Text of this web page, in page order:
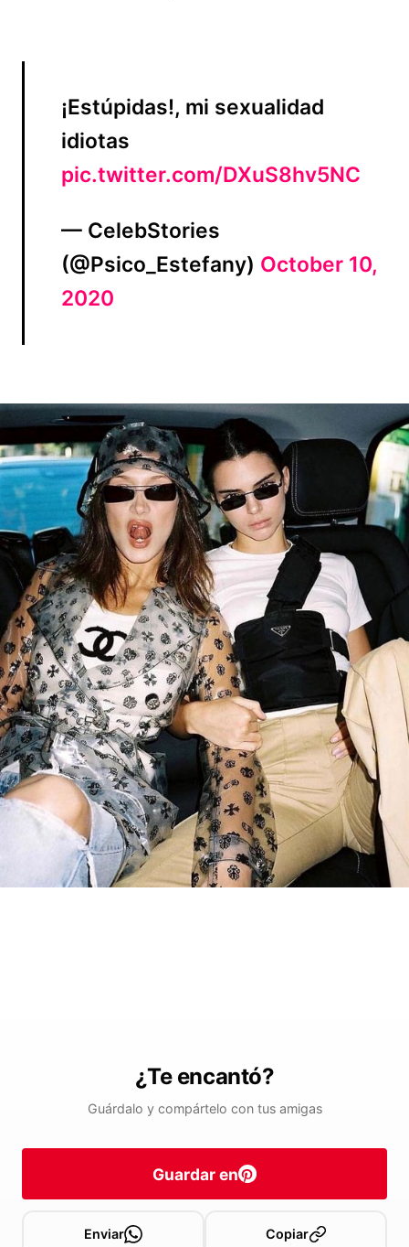
¡Estúpidas!, mi sexualidad
idiotas
pic.twitter.com/DXuS8hv5NC
— CelebStories
(@Psico_Estefany) October 10,
2020
¿Te encantó?
Guárdalo y compártelo con tus amigas
Guardar en
Enviar Copiar